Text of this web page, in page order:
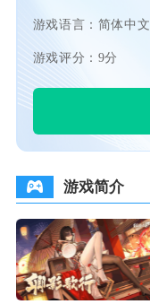
游戏语言：简体中文
游戏评分：9分
游戏简介